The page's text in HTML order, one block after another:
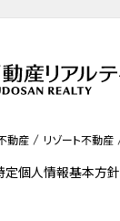
動産 リゾート不動産
定個人情報基本方針